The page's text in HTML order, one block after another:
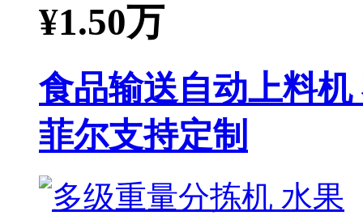
¥1.50万
食品输送自动上料
菲尔支持定制